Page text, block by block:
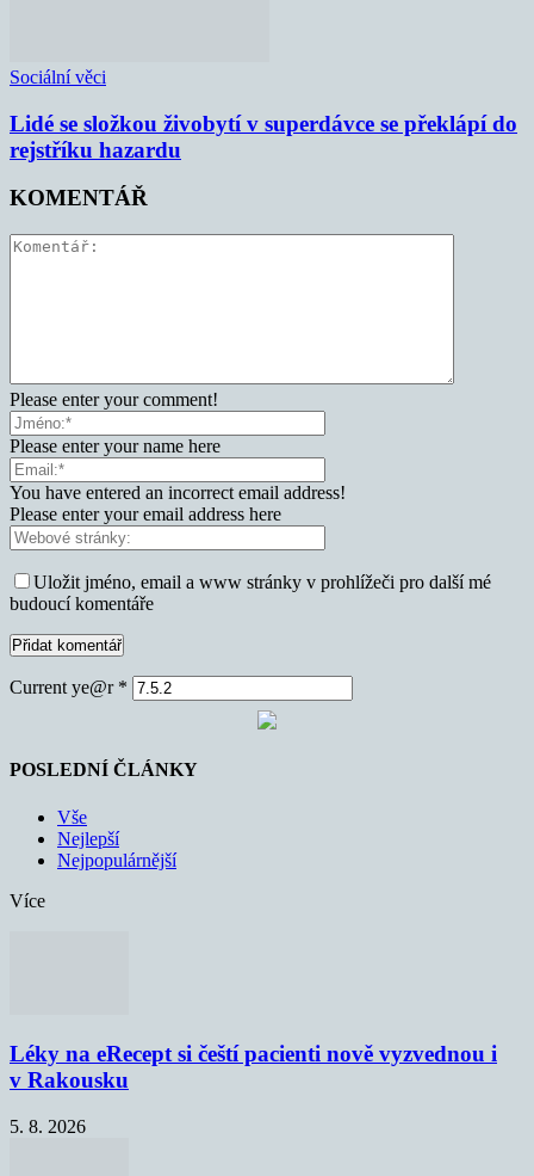
Sociální věci
Lidé se složkou živobytí v superdávce se překlápí do
rejstříku hazardu
KOMENTÁŘ
Please enter your comment!
Please enter your name here
You have entered an incorrect email address!
Please enter your email address here
Uložit jméno, email a www stránky v prohlížeči pro další mé
budoucí komentáře
Current ye@r *
POSLEDNÍ ČLÁNKY
Vše
Nejlepší
Nejpopulárnější
Více
Léky na eRecept si čeští pacienti nově vyzvednou i
v Rakousku
5. 8. 2026